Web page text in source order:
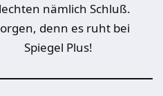
nämlich Schluß.
denn es ruht bei
Plus!